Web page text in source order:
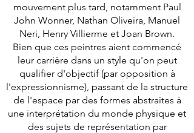
mouvement plus tard, notamment Paul
John Wonner, Nathan Oliveira, Manuel
Neri, Henry Villierme et Joan Brown.
Bien que ces peintres aient commencé
leur carrière dans un style qu'on peut
qualifier d'objectif (par opposition à
l'expressionnisme), passant de la structure
de l'espace par des formes abstraites à
une interprétation du monde physique et
des sujets de représentation par